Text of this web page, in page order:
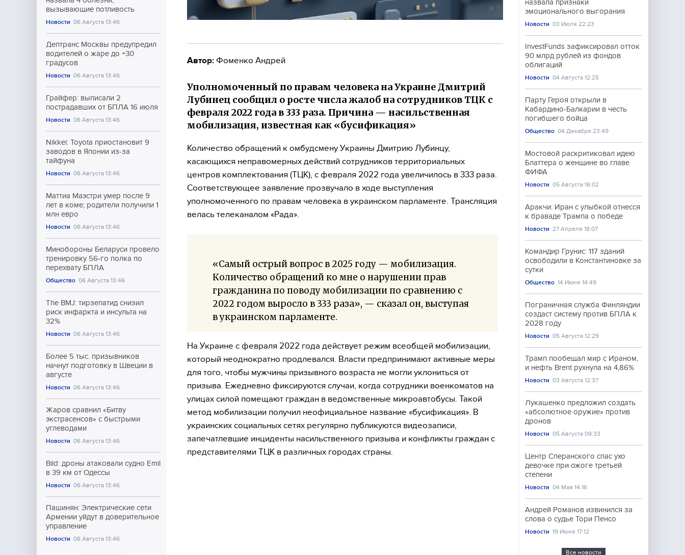
вызывающие потливость
Новости 06 Августа 13:46
Дептранс Москвы предупредил
водителей о жаре до +30
градусов
Новости 06 Августа 13:46
Грайфер: выписали 2
пострадавших от БПЛА 16 июля
Новости 06 Августа 13:46
Nikkei: Toyota приостановит 9
заводов в Японии из-за
тайфуна
Новости 06 Августа 13:46
Маттиа Маэстри умер после 9
лет в коме; родители получили 1
млн евро
Новости 06 Августа 13:46
Минобороны Беларуси провело
тренировку 56-го полка по
перехвату БПЛА
Общество 06 Августа 13:46
The BMJ: тирзепатид снизил
риск инфаркта и инсульта на
32%
Новости 06 Августа 13:46
Более 5 тыс. призывников
начнут подготовку в Швеции в
августе
Новости 06 Августа 13:46
Жаров сравнил «Битву
экстрасенсов» с быстрыми
углеводами
Новости 06 Августа 13:46
Bild: дроны атаковали судно Emil
в 39 км от Одессы
Новости 06 Августа 13:46
Пашинян: Электрические сети
Армении уйдут в доверительное
управление
Новости 06 Августа 13:46
Автор: Фоменко Андрей
Уполномоченный по правам человека на Украине Дмитрий
Лубинец сообщил о росте числа жалоб на сотрудников ТЦК с
февраля 2022 года в 333 раза. Причина — насильственная
мобилизация, известная как «бусификация»
Количество обращений к омбудсмену Украины Дмитрию Лубинцу,
касающихся неправомерных действий сотрудников территориальных
центров комплектования (ТЦК), с февраля 2022 года увеличилось в 333 раза.
Соответствующее заявление прозвучало в ходе выступления
уполномоченного по правам человека в украинском парламенте. Трансляция
велась телеканалом «Рада».
«Самый острый вопрос в 2025 году — мобилизация.
Количество обращений ко мне о нарушении прав
гражданина по поводу мобилизации по сравнению с
2022 годом выросло в 333 раза», — сказал он, выступая
в украинском парламенте.
На Украине с февраля 2022 года действует режим всеобщей мобилизации,
который неоднократно продлевался. Власти предпринимают активные меры
для того, чтобы мужчины призывного возраста не могли уклониться от
призыва. Ежедневно фиксируются случаи, когда сотрудники военкоматов на
улицах силой помещают граждан в ведомственные микроавтобусы. Такой
метод мобилизации получил неофициальное название «бусификация». В
украинских социальных сетях регулярно публикуются видеозаписи,
запечатлевшие инциденты насильственного призыва и конфликты граждан с
представителями ТЦК в различных городах страны.
назвала признаки
эмоционального выгорания
Новости 03 Июля 22:23
InvestFunds зафиксировал отток
90 млрд рублей из фондов
облигаций
Новости 04 Августа 12:25
Парту Героя открыли в
Кабардино-Балкарии в честь
погибшего бойца
Общество 04 Декабря 23:49
Мостовой раскритиковал идею
Блаттера о женщине во главе
ФИФА
Новости 05 Августа 16:02
Аракчи: Иран с улыбкой отнесся
к браваде Трампа о победе
Новости 27 Апреля 18:07
Командир Грунис: 117 зданий
освободили в Константиновке за
сутки
Общество 14 Июня 14:49
Пограничная служба Финляндии
создаст систему против БПЛА к
2028 году
Новости 05 Августа 12:29
Трамп пообещал мир с Ираном,
и нефть Brent рухнула на 4,86%
Новости 03 Августа 12:37
Лукашенко предложил создать
«абсолютное оружие» против
дронов
Новости 05 Августа 09:33
Центр Сперанского спас ухо
девочке при ожоге третьей
степени
Новости 04 Мая 14:16
Андрей Романов извинился за
слова о судье Тори Пенсо
Новости 19 Июня 17:12
Все новости